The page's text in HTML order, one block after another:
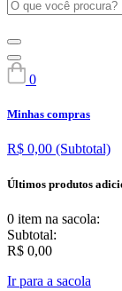
0
Minhas compras
R$ 0,00 (Subtotal)
Últimos produtos
0 item na sacola:
Subtotal:
R$ 0,00
Ir para a sacola